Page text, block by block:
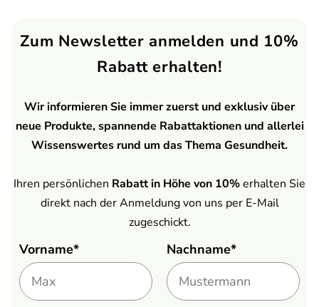
Zum Newsletter anmelden und 10%
Rabatt erhalten!
Wir informieren Sie immer zuerst und exklusiv über
neue Produkte, spannende Rabattaktionen und allerlei
Wissenswertes rund um das Thema Gesundheit.
Ihren persönlichen Rabatt in Höhe von 10%erhalten Sie
direkt nach der Anmeldung von uns per E-Mail
zugeschickt.
Vorname* Nachname*